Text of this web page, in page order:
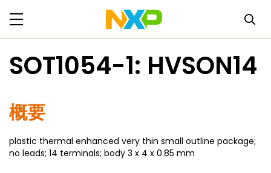
SOT1054-1: HVSON14
概要
plastic thermal enhanced very thin small outline package;
no leads; 14 terminals; body 3 x 4 x 0.85 mm